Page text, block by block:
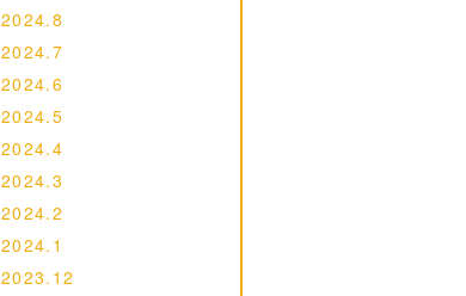
2024.8
2024.7
2024.6
2024.5
2024.4
2024.3
2024.2
2024.1
2023.12